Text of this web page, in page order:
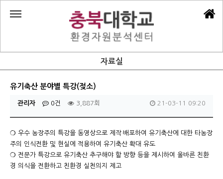
자료실
유기축산 분야별 특강(젖소)
관리자 0건 3,887회 21-03-11 09:20
❍ 우수 농장주의 특강을 동영상으로 제작·배포하여 유기축산에 대한 타농장
주의 인식전환 및 현실에 적용하여 유기축산 확대 유도
❍ 전문가 특강으로 유기축산 추구해야 할 방향 등을 제시하여 올바른 친환
경 의식을 전환하고 친환경 실천의지 제고